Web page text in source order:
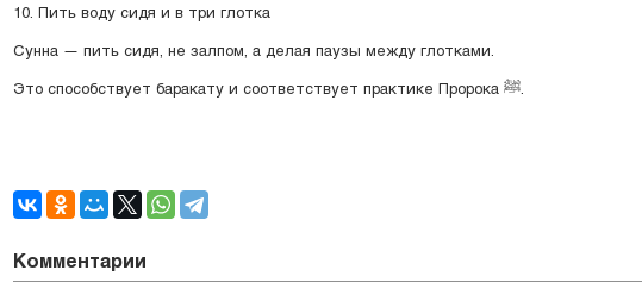
10. Пить воду сидя и в три глотка
Сунна — пить сидя, не залпом, а делая паузы между глотками.
Комментарии